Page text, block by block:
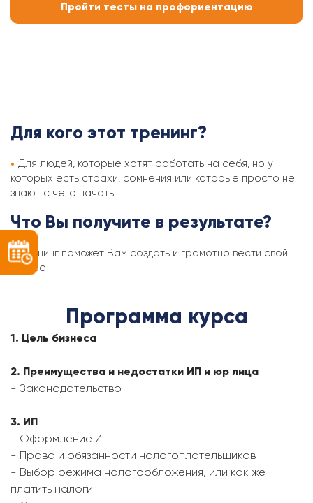
Пройти тесты на профориентацию
Для кого этот тренинг?
Для людей, которые хотят работать на себя, но у
которых есть страхи, сомнения или которые просто не
знают с чего начать.
Что Вы получите в результате?
Тренинг поможет Вам создать и грамотно вести свой
бизнес
Программа курса
1. Цель бизнеса
2. Преимущества и недостатки ИП и юр лица
- Законодательство
3. ИП
- Оформление ИП
- Права и обязанности налогоплательщиков
- Выбор режима налогообложения, или как же
платить налоги